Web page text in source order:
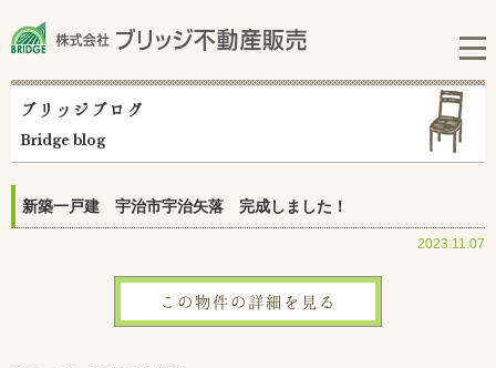
ブリッジブログ
Bridge blog
新築一戸建 宇治市宇治矢落 完成しました！
2023.11.07
この物件の詳細を見る